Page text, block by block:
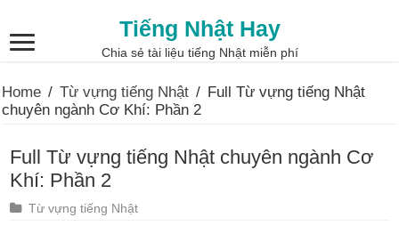
Tiếng Nhật Hay
Chia sẻ tài liệu tiếng Nhật miễn phí
Home / Từ vựng tiếng Nhật / Full Từ vựng tiếng Nhật
chuyên ngành Cơ Khí: Phần 2
Full Từ vựng tiếng Nhật chuyên ngành Cơ
Khí: Phần 2
Từ vựng tiếng Nhật